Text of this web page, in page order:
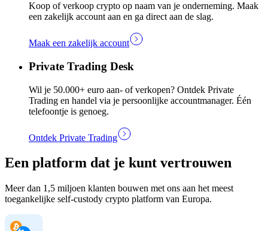
Koop of verkoop crypto op naam van je onderneming. Maak
een zakelijk account aan en ga direct aan de slag.
Maak een zakelijk account
Private Trading Desk
Wil je 50.000+ euro aan- of verkopen? Ontdek Private
Trading en handel via je persoonlijke accountmanager. Één
telefoontje is genoeg.
Ontdek Private Trading
Een platform dat je kunt vertrouwen
Meer dan 1,5 miljoen klanten bouwen met ons aan het meest
toegankelijke self-custody crypto platform van Europa.